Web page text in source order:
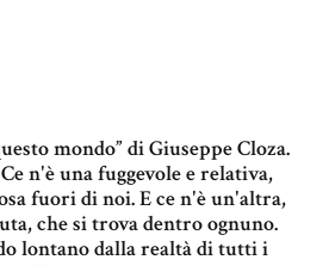
mondo” di Giuseppe Cloza.
n'è una fuggevole e relativa,
fuori di noi. E ce n'è un'altra,
che si trova dentro ognuno.
lontano dalla realtà di tutti i